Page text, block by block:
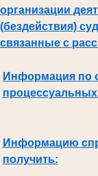
организации
(бездействия)
связанные с
Информация по
Информацию
получить: